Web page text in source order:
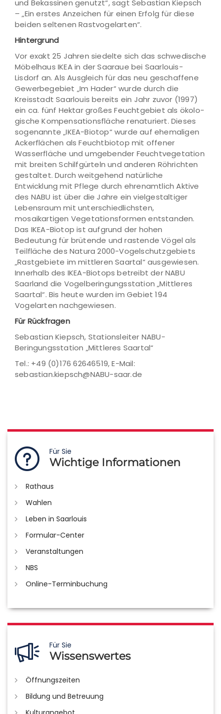
und Bekassinen genutzt“, sagt Sebastian Kiepsch
– „Ein erstes Anzeichen für einen Erfolg für diese
beiden seltenen Rastvogelarten“.
Hintergrund
Vor exakt 25 Jahren siedelte sich das schwedische
Möbelhaus IKEA in der Saaraue bei Saarlouis-
Lisdorf an. Als Ausgleich für das neu geschaffene
Gewerbegebiet „Im Hader“ wurde durch die
Kreisstadt Saarlouis bereits ein Jahr zuvor (1997)
ein ca. fünf Hektar großes Feuchtgebiet als ökolo-
gische Kompensationsfläche renaturiert. Dieses
sogenannte „IKEA-Biotop“ wurde auf ehemaligen
Ackerflächen als Feuchtbiotop mit offener
Wasserfläche und umgebender Feuchtvegetation
mit breiten Schilfgürteln und anderen Röhrichten
gestaltet. Durch weitgehend natürliche
Entwicklung mit Pflege durch ehrenamtlich Aktive
des NABU ist über die Jahre ein vielgestaltiger
Lebensraum mit unterschiedlichsten,
mosaikartigen Vegetationsformen entstanden.
Das IKEA-Biotop ist aufgrund der hohen
Bedeutung für brütende und rastende Vögel als
Teilfläche des Natura 2000-Vogelschutzgebiets
„Rastgebiete im mittleren Saartal“ ausgewiesen.
Innerhalb des IKEA-Biotops betreibt der NABU
Saarland die Vogelberingungsstation „Mittleres
Saartal“. Bis heute wurden im Gebiet 194
Vogelarten nachgewiesen.
Für Rückfragen
Sebastian Kiepsch, Stationsleiter NABU-
Beringungsstation „Mittleres Saartal“
Tel.: +49 (0)176 62646519, E-Mail:
sebastian.kiepsch@NABU-saar.de
Für Sie
Wichtige Informationen
Rathaus
Wahlen
Leben in Saarlouis
Formular-Center
Veranstaltungen
NBS
Online-Terminbuchung
Für Sie
Wissenswertes
Öffnungszeiten
Bildung und Betreuung